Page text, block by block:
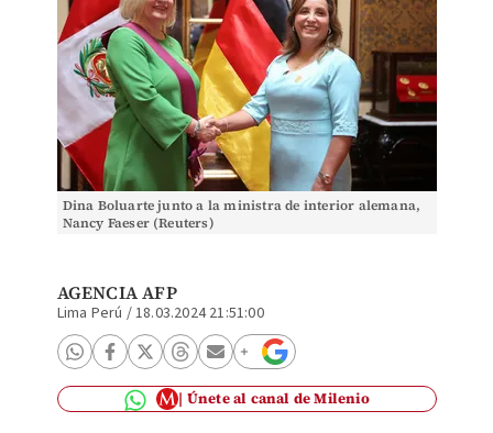
Dina Boluarte junto a la ministra de interior alemana,
Nancy Faeser (Reuters)
AGENCIA AFP
Lima Perú /18.03.2024 21:51:00
Únete al canal de Milenio